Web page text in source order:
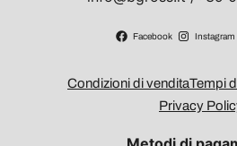
Facebook Instagram
Condizioni di venditaTempi
Privacy